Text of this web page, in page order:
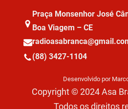
Praça Monsenhor José
Boa Viagem – CE
(88) 3427-1104
Desenvolvido por
Copyright © 2024 Asa
Todos os direitos